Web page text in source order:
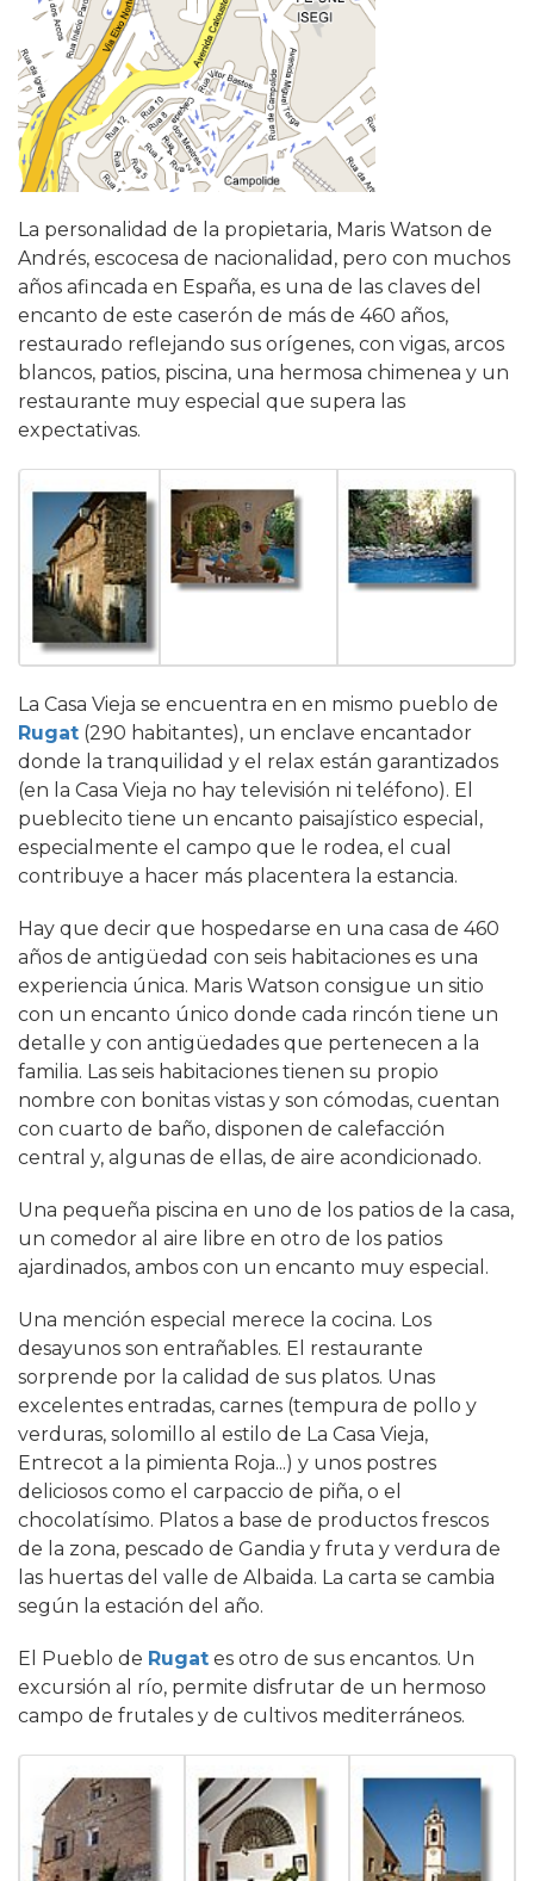
La personalidad de la propietaria, Maris Watson de
Andrés, escocesa de nacionalidad, pero con muchos
años afincada en España, es una de las claves del
encanto de este caserón de más de 460 años,
restaurado reflejando sus orígenes, con vigas, arcos
blancos, patios, piscina, una hermosa chimenea y un
restaurante muy especial que supera las
expectativas.
La Casa Vieja se encuentra en en mismo pueblo de
Rugat (290 habitantes), un enclave encantador
donde la tranquilidad y el relax están garantizados
(en la Casa Vieja no hay televisión ni teléfono). El
pueblecito tiene un encanto paisajístico especial,
especialmente el campo que le rodea, el cual
contribuye a hacer más placentera la estancia.
Hay que decir que hospedarse en una casa de 460
años de antigüedad con seis habitaciones es una
experiencia única. Maris Watson consigue un sitio
con un encanto único donde cada rincón tiene un
detalle y con antigüedades que pertenecen a la
familia. Las seis habitaciones tienen su propio
nombre con bonitas vistas y son cómodas, cuentan
con cuarto de baño, disponen de calefacción
central y, algunas de ellas, de aire acondicionado.
Una pequeña piscina en uno de los patios de la casa,
un comedor al aire libre en otro de los patios
ajardinados, ambos con un encanto muy especial.
Una mención especial merece la cocina. Los
desayunos son entrañables. El restaurante
sorprende por la calidad de sus platos. Unas
excelentes entradas, carnes (tempura de pollo y
verduras, solomillo al estilo de La Casa Vieja,
Entrecot a la pimienta Roja...) y unos postres
deliciosos como el carpaccio de piña, o el
chocolatísimo. Platos a base de productos frescos
de la zona, pescado de Gandia y fruta y verdura de
las huertas del valle de Albaida. La carta se cambia
según la estación del año.
El Pueblo de Rugat es otro de sus encantos. Un
excursión al río, permite disfrutar de un hermoso
campo de frutales y de cultivos mediterráneos.